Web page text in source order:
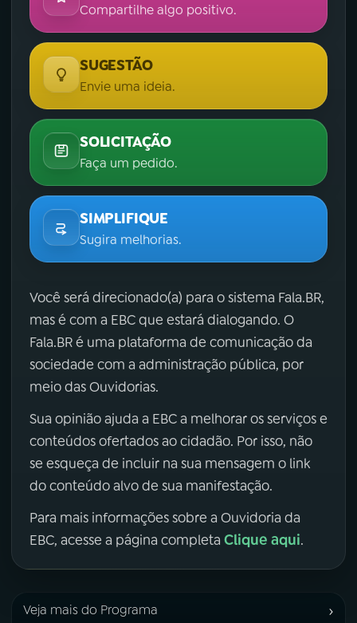
Compartilhe algo positivo.
SUGESTÃO
Envie uma ideia.
SOLICITAÇÃO
Faça um pedido.
SIMPLIFIQUE
Sugira melhorias.
Você será direcionado(a) para o sistema Fala.BR,
mas é com a EBC que estará dialogando. O
Fala.BR é uma plataforma de comunicação da
sociedade com a administração pública, por
meio das Ouvidorias.
Sua opinião ajuda a EBC a melhorar os serviços e
conteúdos ofertados ao cidadão. Por isso, não
se esqueça de incluir na sua mensagem o link
do conteúdo alvo de sua manifestação.
Para mais informações sobre a Ouvidoria da
EBC, acesse a página completa Clique aqui.
Veja mais do Programa ›